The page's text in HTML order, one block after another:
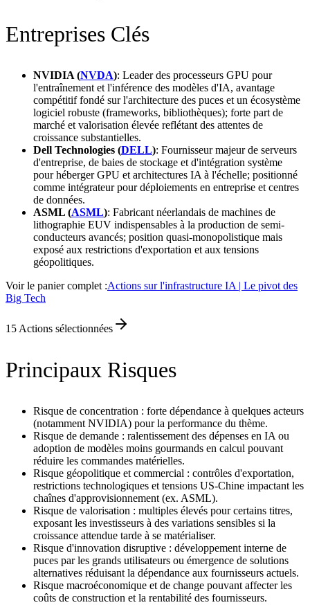
Entreprises Clés
NVIDIA (NVDA): Leader des processeurs GPU pour
l'entraînement et l'inférence des modèles d'IA, avantage
compétitif fondé sur l'architecture des puces et un écosystème
logiciel robuste (frameworks, bibliothèques); forte part de
marché et valorisation élevée reflétant des attentes de
croissance substantielles.
Dell Technologies (DELL): Fournisseur majeur de serveurs
d'entreprise, de baies de stockage et d'intégration système
pour héberger GPU et architectures IA à l'échelle; positionné
comme intégrateur pour déploiements en entreprise et centres
de données.
ASML (ASML): Fabricant néerlandais de machines de
lithographie EUV indispensables à la production de semi-
conducteurs avancés; position quasi-monopolistique mais
exposé aux restrictions d'exportation et aux tensions
géopolitiques.
Voir le panier complet :Actions sur l'infrastructure IA | Le pivot des
Big Tech
15 Actions sélectionnées
Principaux Risques
Risque de concentration : forte dépendance à quelques acteurs
(notamment NVIDIA) pour la performance du thème.
Risque de demande : ralentissement des dépenses en IA ou
adoption de modèles moins gourmands en calcul pouvant
réduire les commandes matérielles.
Risque géopolitique et commercial : contrôles d'exportation,
restrictions technologiques et tensions US-Chine impactant les
chaînes d'approvisionnement (ex. ASML).
Risque de valorisation : multiples élevés pour certains titres,
exposant les investisseurs à des variations sensibles si la
croissance attendue tarde à se matérialiser.
Risque d'innovation disruptive : développement interne de
puces par les grands utilisateurs ou émergence de solutions
alternatives réduisant la dépendance aux fournisseurs actuels.
Risque macroéconomique et de change pouvant affecter les
coûts de construction et la rentabilité des fournisseurs.